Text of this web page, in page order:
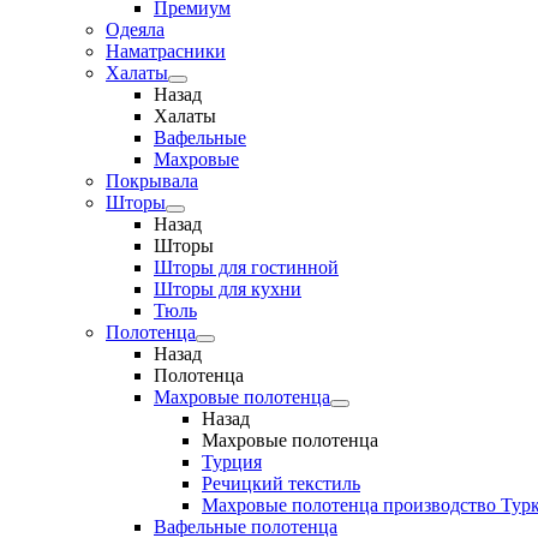
Премиум
Одеяла
Наматрасники
Халаты
Назад
Халаты
Вафельные
Махровые
Покрывала
Шторы
Назад
Шторы
Шторы для гостинной
Шторы для кухни
Тюль
Полотенца
Назад
Полотенца
Махровые полотенца
Назад
Махровые полотенца
Турция
Речицкий текстиль
Махровые полотенца производство
Вафельные полотенца